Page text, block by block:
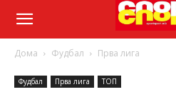
Дома Фудбал Прва лига
Фудбал Прва лига ТОП